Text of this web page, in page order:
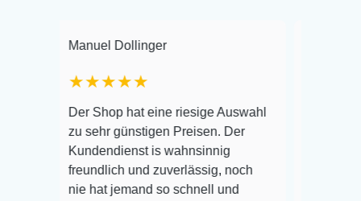
Manuel Dollinger
★★★★★
Der Shop hat eine riesige Auswahl
zu sehr günstigen Preisen. Der
Kundendienst is wahnsinnig
freundlich und zuverlässig, noch
nie hat jemand so schnell und